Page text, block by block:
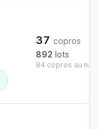
37 copros
892 lots
84 copros au